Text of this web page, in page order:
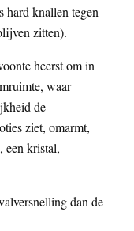
hard knallen tegen
zitten).
heerst om in
waar
de
ziet, omarmt,
een kristal,
dan de